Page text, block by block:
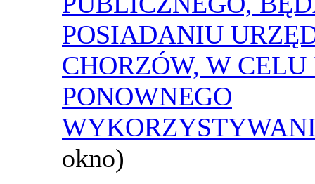
POSIADANIU
CHORZÓW, W
PONOWNEGO
okno)